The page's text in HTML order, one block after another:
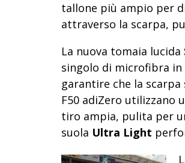
tallone più ampio per
attraverso la scarpa,
La nuova tomaia lucida
singolo di microfibra
garantire che la
F50 adiZero utilizzano
tiro ampia, pulita per
suola Ultra Light